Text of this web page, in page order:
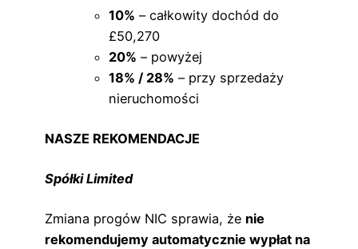
10% – całkowity dochód do
£50,270
20% – powyżej
18% / 28% – przy sprzedaży
nieruchomości
NASZE REKOMENDACJE
Spółki Limited
Zmiana progów NIC sprawia, że nie
rekomendujemy automatycznie wypłat na